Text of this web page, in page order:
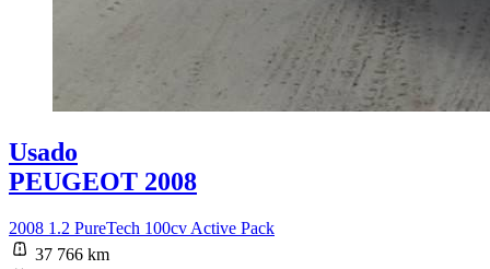
Usado
PEUGEOT 2008
2008 1.2 PureTech 100cv Active Pack
37 766 km